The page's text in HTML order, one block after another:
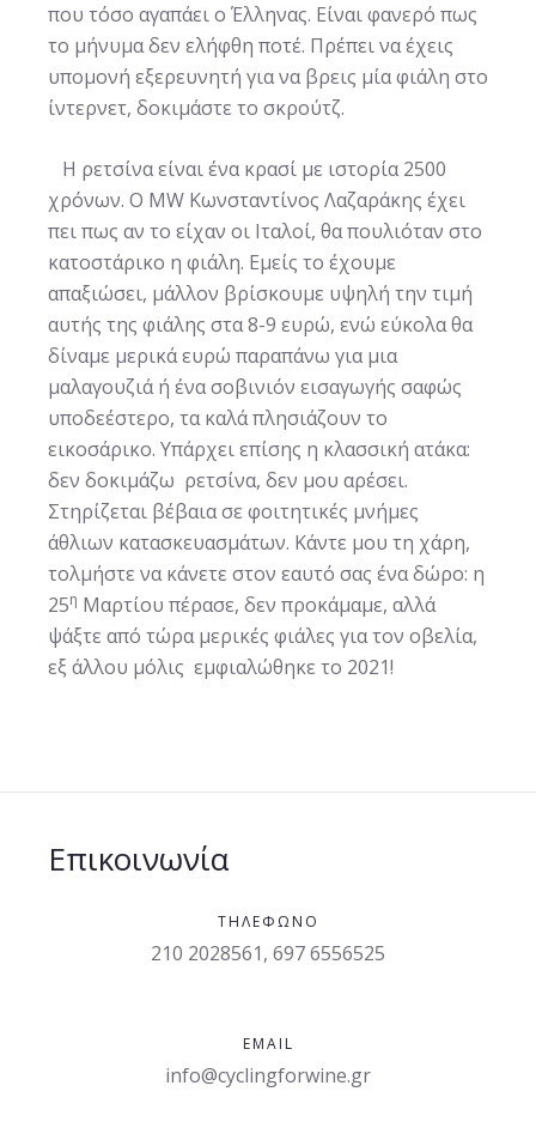
που τόσο αγαπάει ο Έλληνας. Είναι φανερό πως
το μήνυμα δεν ελήφθη ποτέ. Πρέπει να έχεις
υπομονή εξερευνητή για να βρεις μία φιάλη στο
ίντερνετ, δοκιμάστε το σκρούτζ.
H ρετσίνα είναι ένα κρασί με ιστορία 2500
χρόνων. Ο MW Κωνσταντίνος Λαζαράκης έχει
πει πως αν το είχαν οι Ιταλοί, θα πουλιόταν στο
κατοστάρικο η φιάλη. Εμείς το έχουμε
απαξιώσει, μάλλον βρίσκουμε υψηλή την τιμή
αυτής της φιάλης στα 8-9 ευρώ, ενώ εύκολα θα
δίναμε μερικά ευρώ παραπάνω για μια
μαλαγουζιά ή ένα σοβινιόν εισαγωγής σαφώς
υποδεέστερο, τα καλά πλησιάζουν το
εικοσάρικο. Υπάρχει επίσης η κλασσική ατάκα:
δεν δοκιμάζω ρετσίνα, δεν μου αρέσει.
Στηρίζεται βέβαια σε φοιτητικές μνήμες
άθλιων κατασκευασμάτων. Κάντε μου τη χάρη,
τολμήστε να κάνετε στον εαυτό σας ένα δώρο: η
25η Μαρτίου πέρασε, δεν προκάμαμε, αλλά
ψάξτε από τώρα μερικές φιάλες για τον οβελία,
εξ άλλου μόλις εμφιαλώθηκε το 2021!
Επικοινωνία
ΤΗΛΈΦΩΝΟ
210 2028561, 697 6556525
EMAIL
info@cyclingforwine.gr